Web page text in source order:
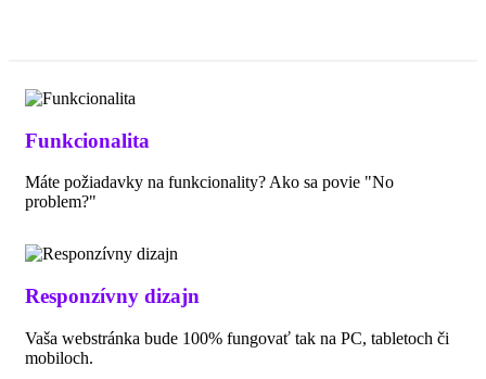
Funkcionalita
Máte požiadavky na funkcionality? Ako sa povie "No
problem?"
Responzívny dizajn
Vaša webstránka bude 100% fungovať tak na PC, tabletoch či
mobiloch.